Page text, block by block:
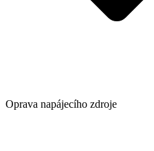
Oprava napájecího zdroje